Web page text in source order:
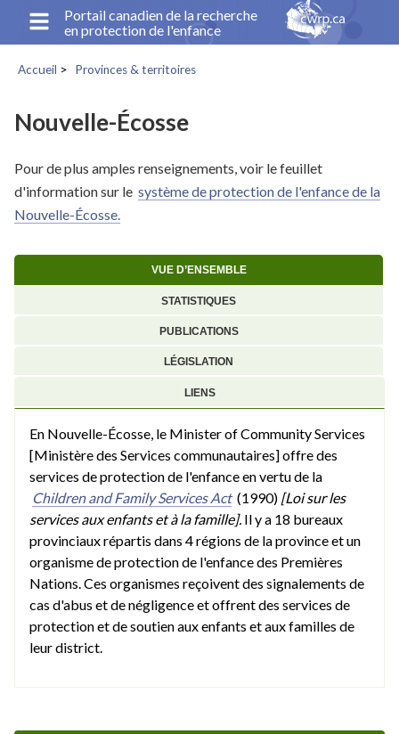
principal
Portail canadien de la recherche
en protection de l'enfance
Accueil Provinces & territoires
Nouvelle-Écosse
Pour de plus amples renseignements, voir le feuillet
d'information sur le système de protection de l'enfance de la
Nouvelle-Écosse.
VUE D’ENSEMBLE
STATISTIQUES
PUBLICATIONS
LÉGISLATION
LIENS
En Nouvelle-Écosse, le Minister of Community Services
[Ministère des Services communautaires] offre des
services de protection de l'enfance en vertu de la
Children and Family Services Act(1990) [Loi sur les
services aux enfants et à la famille]. Il y a 18 bureaux
provinciaux répartis dans 4 régions de la province et un
organisme de protection de l'enfance des Premières
Nations. Ces organismes reçoivent des signalements de
cas d'abus et de négligence et offrent des services de
protection et de soutien aux enfants et aux familles de
leur district.